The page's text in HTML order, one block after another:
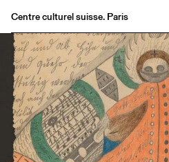
Centre culturel suisse. Paris
Agenda
Bookshop
Buvette
Archives
Medias
Publications